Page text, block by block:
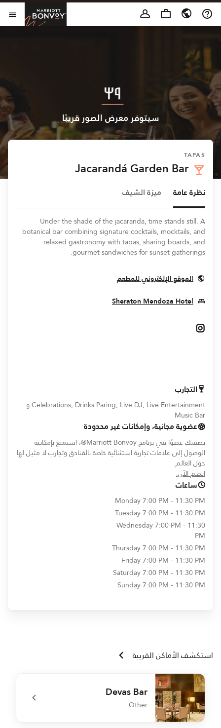
Skip to Content
سيتوفر معرض الصور قريبًا
TAPAS
Jacarandá Garden Bar
نظرة عامة ميزة الشيف
Under the shade of the jacaranda, time stands still. A
botanical bar combining signature cocktails, mocktails, and
relaxed gastronomy with tapas, sharing boards, and
gourmet sandwiches for sunset gatherings.
الموقع الإلكتروني للمطعمOpens In New Window
Sheraton Mendoza Hotel
Opens In New Window
التجارب
Celebrations, Drinks Paring, Live DJ, Live Entertainment و
Music Bar
عضوية مجانية، وإمكانات غير محدودة
بصفتك عضوًا في برنامج Marriott Bonvoy®، استمتع بإمكانية
الوصول إلى علامات تجارية استثنائية خاصة بالفنادق وتجارب لا مثيل لها
حول العالم.
انضم الآن.
ساعات
Monday7:00 PM - 11:30 PM
Tuesday7:00 PM - 11:30 PM
Wednesday7:00 PM - 11:30
PM
Thursday7:00 PM - 11:30 PM
Friday7:00 PM - 11:30 PM
Saturday7:00 PM - 11:30 PM
Sunday7:00 PM - 11:30 PM
استكشف الأماكن القريبة
Devas Bar
Other